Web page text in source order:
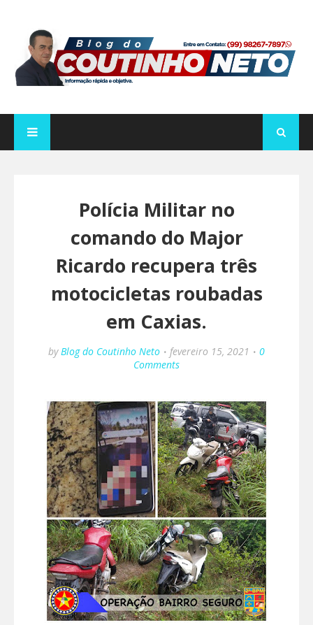
Polícia Militar no
comando do Major
Ricardo recupera três
motocicletas roubadas
em Caxias.
by Blog do Coutinho Neto fevereiro 15, 2021
0
Comments